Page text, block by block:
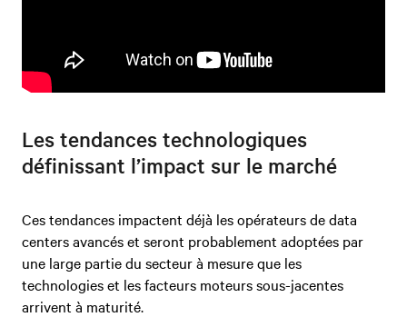
Les tendances technologiques
définissant l’impact sur le marché
Ces tendances impactent déjà les opérateurs de data
centers avancés et seront probablement adoptées par
une large partie du secteur à mesure que les
technologies et les facteurs moteurs sous-jacentes
arrivent à maturité.